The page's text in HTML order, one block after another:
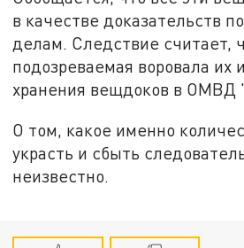
в качестве доказательств
делам. Следствие считает,
подозреваемая воровала их
хранения вещдоков в ОМВД
О том, какое именно
украсть и сбыть
неизвестно.